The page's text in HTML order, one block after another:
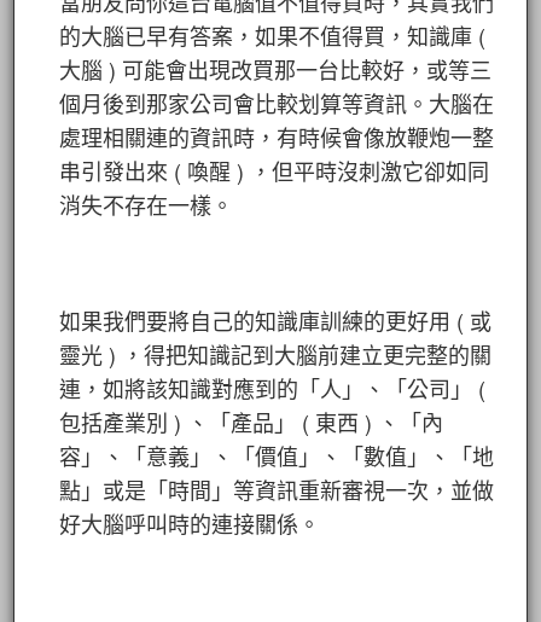
的大腦已早有答案，如果不值得買，知識庫 (
大腦 ) 可能會出現改買那一台比較好，或等三
個月後到那家公司會比較划算等資訊。大腦在
處理相關連的資訊時，有時候會像放鞭炮一整
串引發出來 ( 喚醒 ) ，但平時沒刺激它卻如同
消失不存在一樣。
如果我們要將自己的知識庫訓練的更好用 ( 或
靈光 ) ，得把知識記到大腦前建立更完整的關
連，如將該知識對應到的「人」、「公司」 (
包括產業別 ) 、「產品」 ( 東西 ) 、「內
容」、「意義」、「價值」、「數值」、「地
點」或是「時間」等資訊重新審視一次，並做
好大腦呼叫時的連接關係。